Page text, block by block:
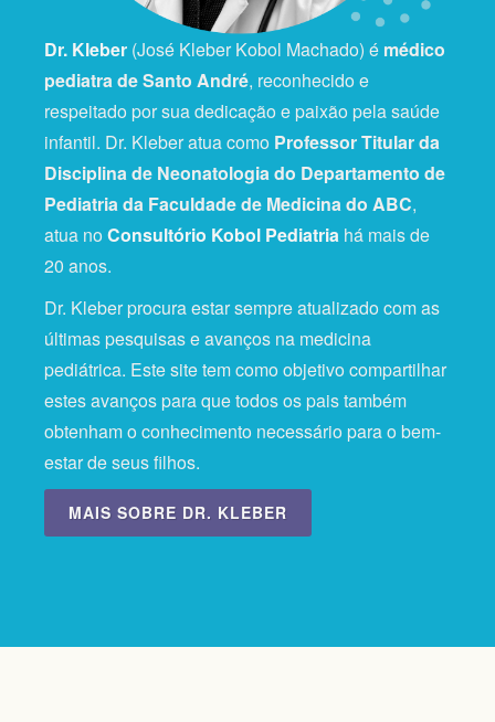
Dr. Kleber (José Kleber Kobol Machado) é médico
pediatra de Santo André, reconhecido e
respeitado por sua dedicação e paixão pela saúde
infantil. Dr. Kleber atua como Professor Titular da
Disciplina de Neonatologia do Departamento de
Pediatria da Faculdade de Medicina do ABC,
atua noConsultório Kobol Pediatria há mais de
20 anos.
Dr. Kleber procura estar sempre atualizado com as
últimas pesquisas e avanços na medicina
pediátrica. Este site tem como objetivo compartilhar
estes avanços para que todos os pais também
obtenham o conhecimento necessário para o bem-
estar de seus filhos.
MAIS SOBRE DR. KLEBER